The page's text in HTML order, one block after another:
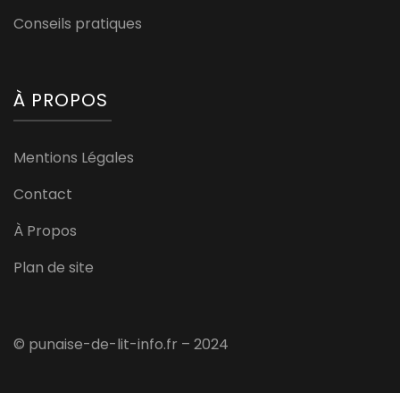
Conseils pratiques
À PROPOS
Mentions Légales
Contact
À Propos
Plan de site
© punaise-de-lit-info.fr – 2024